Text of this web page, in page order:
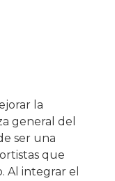
la
general del
ser una
que
Al integrar el